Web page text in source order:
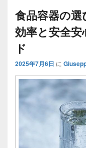
食品容器の
効率と安全
ド
2025年7月6日 に